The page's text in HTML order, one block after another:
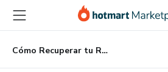
principal
página
de
página
Cómo Recuperar tu Relación desde la Raíz sin Perder tu Dignidad